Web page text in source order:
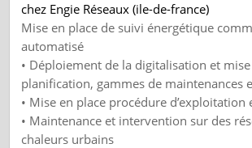
chez Engie Réseaux (ile-de-france)
Mise en place de suivi énergétique
automatisé
• Déploiement de la digitalisation et
planification, gammes de maintenances
• Mise en place procédure
• Maintenance et intervention sur des
chaleurs urbains